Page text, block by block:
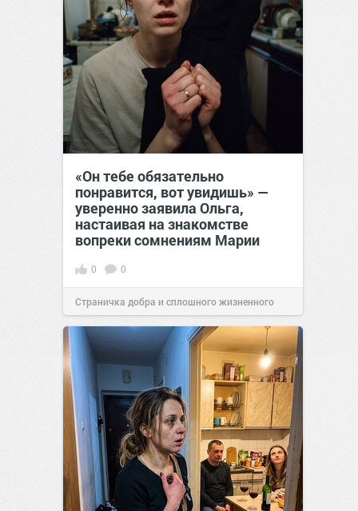
«Он тебе обязательно
понравится, вот увидишь» —
уверенно заявила Ольга,
настаивая на знакомстве
вопреки сомнениям Марии
0 0
Страничка добра и сплошного жизненного
позитива!12:38Вчера